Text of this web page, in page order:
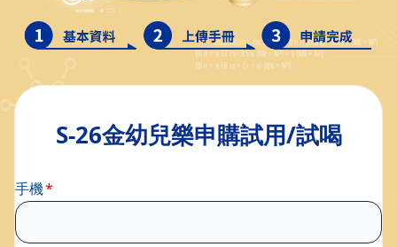
S-26金幼兒樂申購試用/試喝
手機